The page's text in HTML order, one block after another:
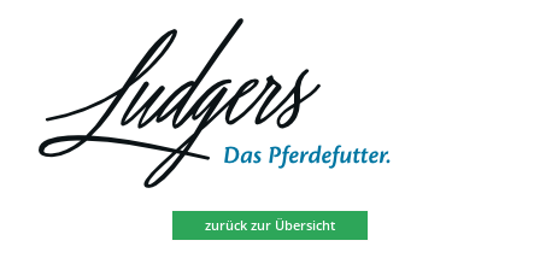
zurück zur Übersicht